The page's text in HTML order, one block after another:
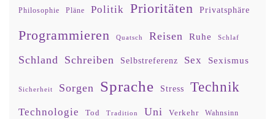
Philosophie Pläne Politik Prioritäten Privatsphäre
Programmieren Quatsch Reisen Ruhe Schlaf
Schland Schreiben Selbstreferenz Sex Sexismus
Sicherheit Sorgen Sprache Stress Technik
Technologie Tod Tradition Uni Verkehr Wahnsinn